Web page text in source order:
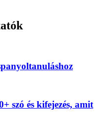
szó és kifejezés, amit